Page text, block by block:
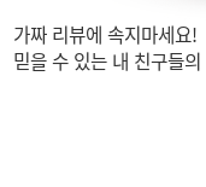
가짜 리뷰에 속지마세요!
믿을 수 있는 내 친구들의